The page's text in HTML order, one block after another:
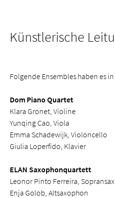
Künstlerische
Folgende Ensembles haben es
Dom Piano Quartet
Klara Gronet, Violine
Yunqing Cao, Viola
Emma
Giulia Loperfido, Klavier
ELAN Saxophonquartett
Leonor Pinto Ferreira,
Enja Golob, Altsaxophon